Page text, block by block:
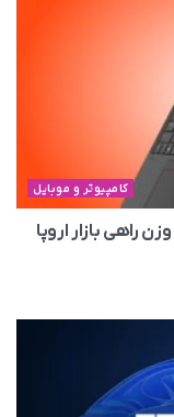
کامپیوتر و موبایل
راهی بازار اروپا